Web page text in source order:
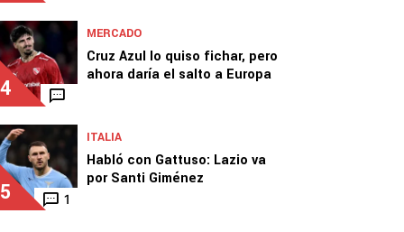
4
MERCADO
Cruz Azul lo quiso fichar, pero
ahora daría el salto a Europa
5 1
ITALIA
Habló con Gattuso: Lazio va
por Santi Giménez